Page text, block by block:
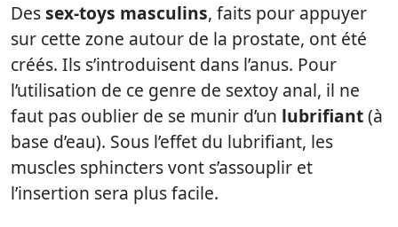
Dessex-toys masculins, faits pour appuyer
sur cette zone autour de la prostate, ont été
créés. Ils s’introduisent dans l’anus. Pour
l’utilisation de ce genre de sextoy anal, il ne
faut pas oublier de se munir d’un lubrifiant(à
base d’eau). Sous l’effet du lubrifiant, les
muscles sphincters vont s’assouplir et
l’insertion sera plus facile.